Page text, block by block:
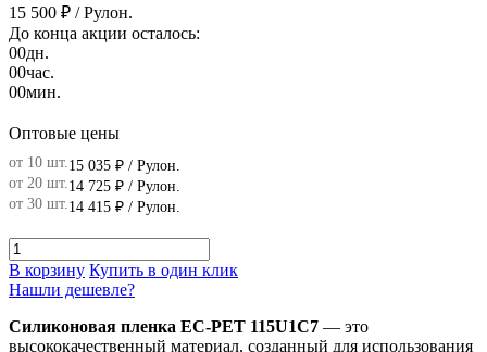
15 500 ₽ / Рулон.
До конца акции осталось:
00дн.
00час.
00мин.
Оптовые цены
от 10 шт. 15 035 ₽ / Рулон.
от 20 шт. 14 725 ₽ / Рулон.
от 30 шт. 14 415 ₽ / Рулон.
В корзину Купить в один клик
Нашли дешевле?
Силиконовая пленка EC-PET 115U1C7 — это
высококачественный материал, созданный для использования